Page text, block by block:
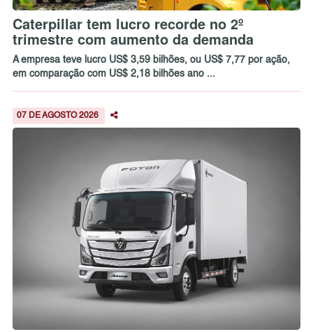
Caterpillar tem lucro recorde no 2º
trimestre com aumento da demanda
A empresa teve lucro US$ 3,59 bilhões, ou US$ 7,77 por ação,
em comparação com US$ 2,18 bilhões ano ...
07 DE AGOSTO 2026